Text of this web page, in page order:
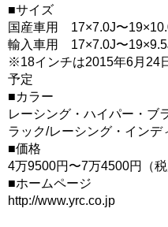
■サイズ
国産車用 17×7.0J〜
輸入車用 17×7.0J〜
※18インチは2015年6月24
予定
■カラー
レーシング・ハイパー・ブ
ラック/レーシング・インデ
■価格
4万9500円〜7万4500円（税
■ホームページ
http://www.yrc.co.jp